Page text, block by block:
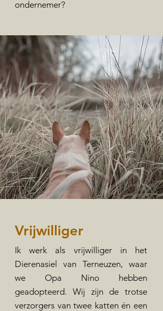
ondernemer?
Vrijwilliger
Ik werk als vrijwilliger in het
Dierenasiel van Terneuzen, waar
we Opa Nino hebben
geadopteerd. Wij zijn de trotse
verzorgers van twee katten én een